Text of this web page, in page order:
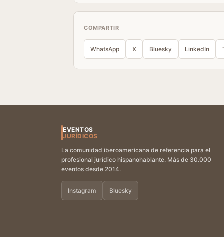
COMPARTIR
WhatsApp X Bluesky LinkedIn
EVENTOS
JURÍDICOS
La comunidad iberoamericana de referencia para el
profesional jurídico hispanohablante. Más de 30.000
eventos desde 2014.
Instagram Bluesky